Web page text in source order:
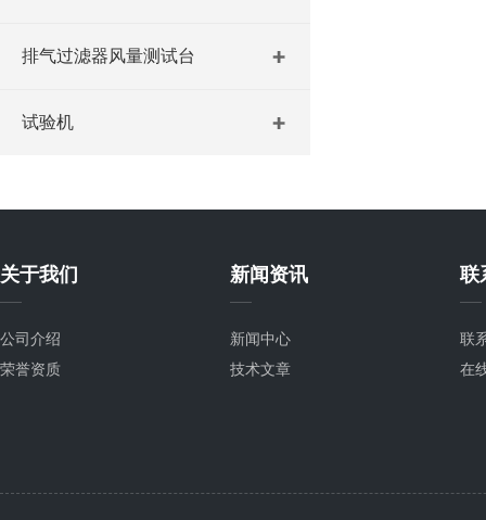
排气过滤器风量测试台
试验机
关于我们
公司介绍
荣誉资质
新闻资讯
新闻中心
技术文章
联
联
在